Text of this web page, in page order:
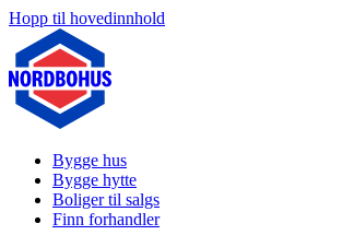
Hopp til hovedinnhold
Bygge hus
Bygge hytte
Boliger til salgs
Finn forhandler